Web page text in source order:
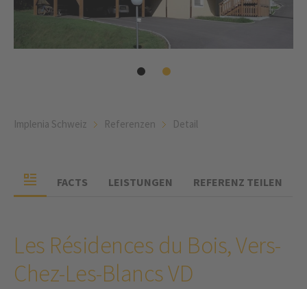
Implenia Schweiz Referenzen Detail
FACTS LEISTUNGEN REFERENZ TEILEN
Les Résidences du Bois, Vers-
Chez-Les-Blancs VD